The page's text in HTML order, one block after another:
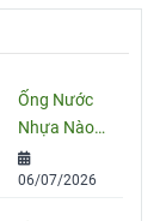
Ống Nước
Nhựa Nào
Tốt Nhất
Hiện Nay?
06/07/2026